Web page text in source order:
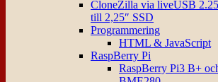
CloneZilla via liveUSB
till 2,25″ SSD
Programmering
HTML & JavaScript
RaspBerry Pi
RaspBerry Pi3 B+